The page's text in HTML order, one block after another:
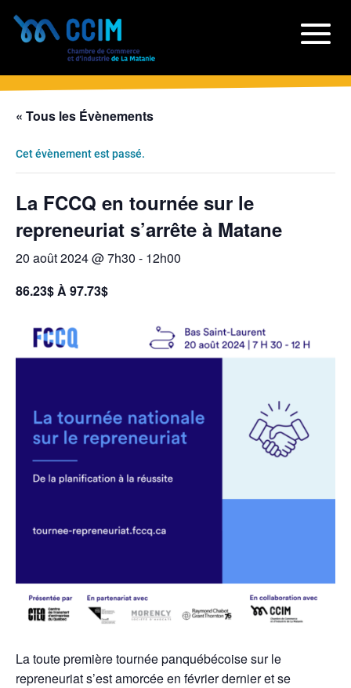
« Tous les Évènements
Cet évènement est passé.
La FCCQ en tournée sur le
repreneuriat s’arrête à Matane
20 août 2024 @ 7h30 - 12h00
86.23$ À 97.73$
La toute première tournée panquébécoise sur le
repreneuriat s’est amorcée en février dernier et se